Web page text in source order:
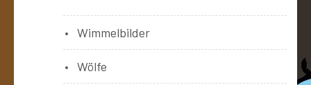
Wimmelbilder
Wölfe